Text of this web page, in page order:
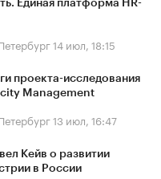
Единая платформа HR-
14 июл, 18:15
проекта-исследования
Management
13 июл, 16:47
Кейв о развитии
в России